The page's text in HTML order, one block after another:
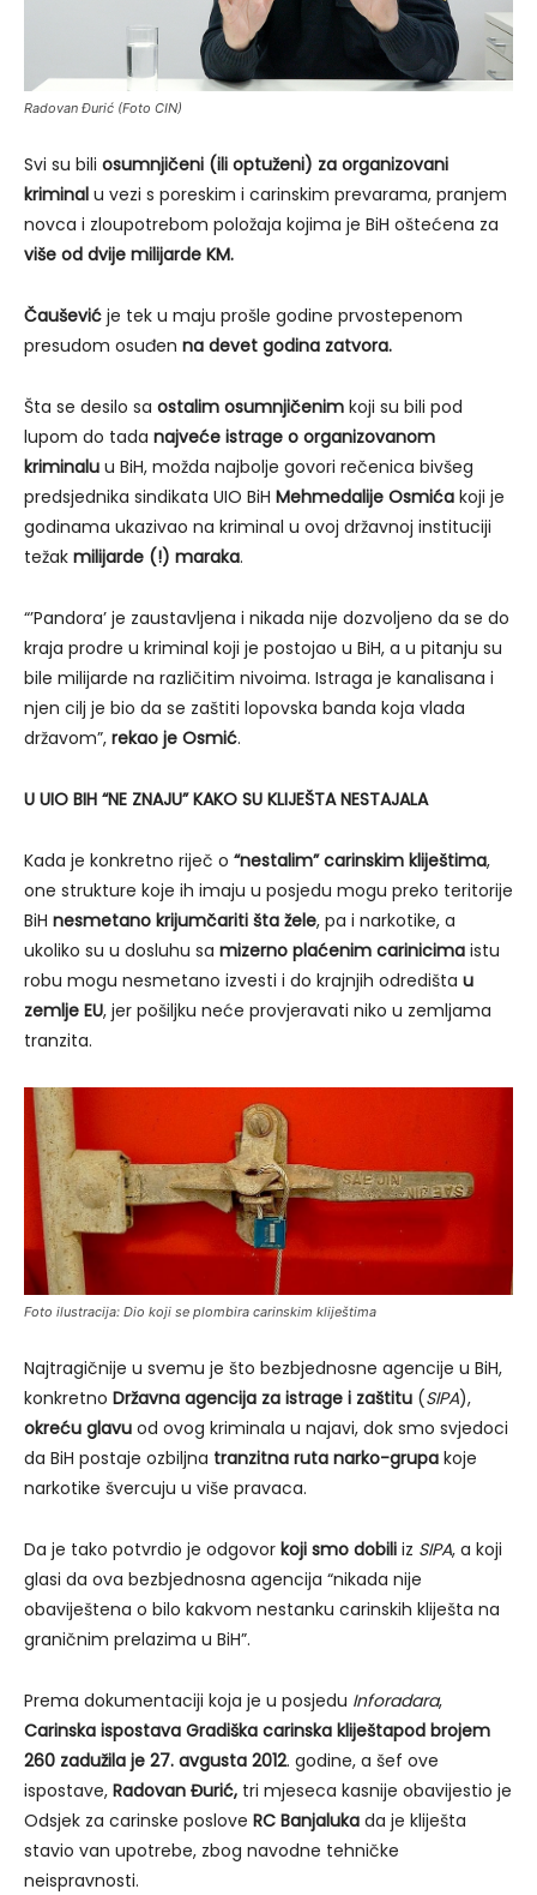
Radovan Đurić (Foto CIN)
Svi su bili osumnjičeni (ili optuženi) za organizovani
kriminal u vezi s poreskim i carinskim prevarama, pranjem
novca i zloupotrebom položaja kojima je BiH oštećena za
više od dvije milijarde KM.
Čaušević je tek u maju prošle godine prvostepenom
presudom osuđen na devet godina zatvora.
Šta se desilo sa ostalim osumnjičenim koji su bili pod
lupom do tada najveće istrage o organizovanom
kriminalu u BiH, možda najbolje govori rečenica bivšeg
predsjednika sindikata UIO BiH Mehmedalije Osmića koji je
godinama ukazivao na kriminal u ovoj državnoj instituciji
težak milijarde (!) maraka.
“’Pandora’ je zaustavljena i nikada nije dozvoljeno da se do
kraja prodre u kriminal koji je postojao u BiH, a u pitanju su
bile milijarde na različitim nivoima. Istraga je kanalisana i
njen cilj je bio da se zaštiti lopovska banda koja vlada
državom”, rekao je Osmić.
U UIO BIH “NE ZNAJU” KAKO SU KLIJEŠTA NESTAJALA
Kada je konkretno riječ o “nestalim” carinskim kliještima,
one strukture koje ih imaju u posjedu mogu preko teritorije
BiH nesmetano krijumčariti šta žele, pa i narkotike, a
ukoliko su u dosluhu sa mizerno plaćenim carinicima istu
robu mogu nesmetano izvesti i do krajnjih odredišta u
zemlje EU, jer pošiljku neće provjeravati niko u zemljama
tranzita.
Foto ilustracija: Dio koji se plombira carinskim kliještima
Najtragičnije u svemu je što bezbjednosne agencije u BiH,
konkretno Državna agencija za istrage i zaštitu (SIPA),
okreću glavu od ovog kriminala u najavi, dok smo svjedoci
da BiH postaje ozbiljna tranzitna ruta narko-grupa koje
narkotike švercuju u više pravaca.
Da je tako potvrdio je odgovor koji smo dobili iz SIPA, a koji
glasi da ova bezbjednosna agencija “nikada nije
obaviještena o bilo kakvom nestanku carinskih kliješta na
graničnim prelazima u BiH”.
Prema dokumentaciji koja je u posjedu Inforadara,
Carinska ispostava Gradiška carinska kliještapod brojem
260 zadužila je 27. avgusta 2012. godine, a šef ove
ispostave, Radovan Đurić, tri mjeseca kasnije obavijestio je
Odsjek za carinske poslove RC Banjaluka da je kliješta
stavio van upotrebe, zbog navodne tehničke
neispravnosti.